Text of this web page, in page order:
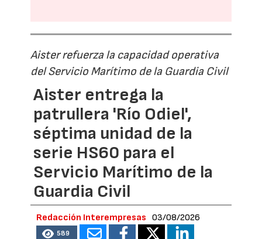
Aister refuerza la capacidad operativa
del Servicio Marítimo de la Guardia Civil
Aister entrega la
patrullera 'Río Odiel',
séptima unidad de la
serie HS60 para el
Servicio Marítimo de la
Guardia Civil
Redacción Interempresas 03/08/2026
589